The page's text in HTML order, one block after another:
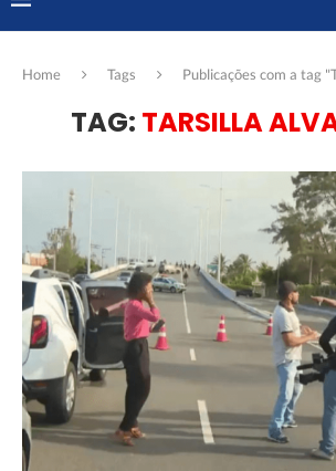
Home Tags Publicações com a tag
TAG: TARSILLA